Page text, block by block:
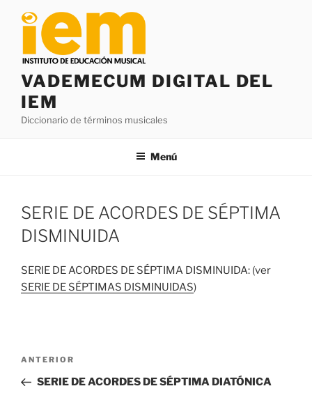
contenido
VADEMECUM DIGITAL DEL
IEM
Diccionario de términos musicales
Menú
SERIE DE ACORDES DE SÉPTIMA
DISMINUIDA
SERIE DE ACORDES DE SÉPTIMA DISMINUIDA: (ver
SERIE DE SÉPTIMAS DISMINUIDAS)
Navegación
entradas
Entrada
anterior:
ANTERIOR
SERIE DE ACORDES DE SÉPTIMA DIATÓNICA